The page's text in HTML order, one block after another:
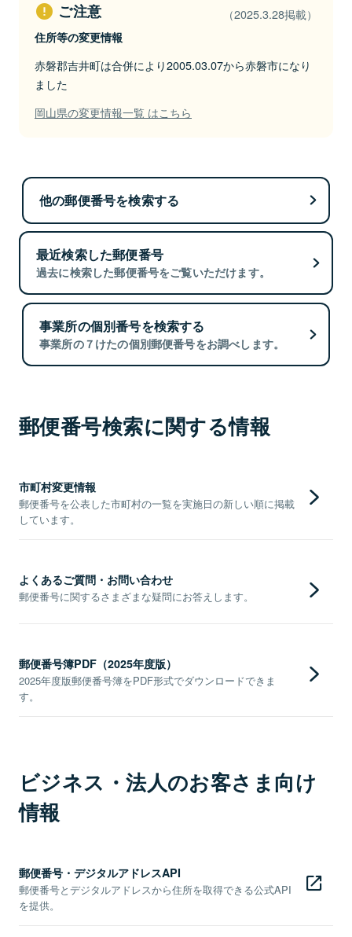
ご注意 （2025.3.28掲載）
住所等の変更情報
赤磐郡吉井町は合併により2005.03.07から赤磐市になり
ました
岡山県の変更情報一覧 はこちら
他の郵便番号を検索する
最近検索した郵便番号
過去に検索した郵便番号をご覧いただけます。
事業所の個別番号を検索する
事業所の７けたの個別郵便番号をお調べします。
郵便番号検索に関する情報
市町村変更情報
郵便番号を公表した市町村の一覧を実施日の新しい順に掲載
しています。
よくあるご質問・お問い合わせ
郵便番号に関するさまざまな疑問にお答えします。
郵便番号簿PDF（2025年度版）
2025年度版郵便番号簿をPDF形式でダウンロードできま
す。
ビジネス・法人のお客さま向け
情報
郵便番号・デジタルアドレスAPI
郵便番号とデジタルアドレスから住所を取得できる公式API
を提供。